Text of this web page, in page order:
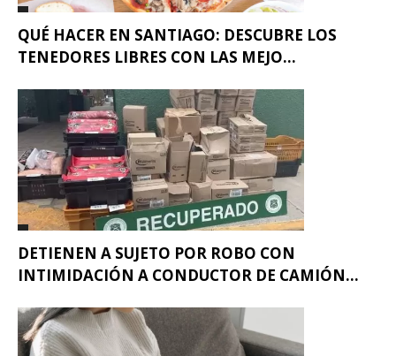
QUÉ HACER EN SANTIAGO: DESCUBRE LOS
TENEDORES LIBRES CON LAS MEJO...
DETIENEN A SUJETO POR ROBO CON
INTIMIDACIÓN A CONDUCTOR DE CAMIÓN...